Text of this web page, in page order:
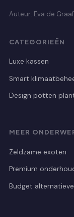
Auteur: Eva de Graaf
CATEGORIEËN
Luxe kassen
Smart
Design potten
MEER
Zeldzame exoten
Premium
Budget